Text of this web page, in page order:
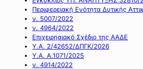
Περιφερειακή Ενότητα Δυτικής
ν. 5007/2022
ν. 4964/2022
Επιχειρησιακό Σχέδιο της ΑΑΔΕ
Υ.Α. 2/42652/ΔΠΓΚ/2026
Υ.Α. Α.1071/2025
ν. 4914/2022